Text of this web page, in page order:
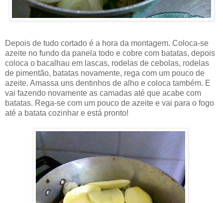
Depois de tudo cortado é a hora da montagem. Coloca-se
azeite no fundo da panela todo e cobre com batatas, depois
coloca o bacalhau em lascas, rodelas de cebolas, rodelas
de pimentão, batatas novamente, rega com um pouco de
azeite. Amassa uns dentinhos de alho e coloca também. E
vai fazendo novamente as camadas até que acabe com
batatas. Rega-se com um pouco de azeite e vai para o fogo
até a batata cozinhar e está pronto!